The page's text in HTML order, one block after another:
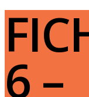
6 –